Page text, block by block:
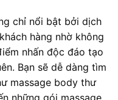
chỉ nổi bật bởi dịch
hàng nhờ không
nhấn độc đáo tạo
Bạn sẽ dễ dàng tìm
massage body thư
những gói massage